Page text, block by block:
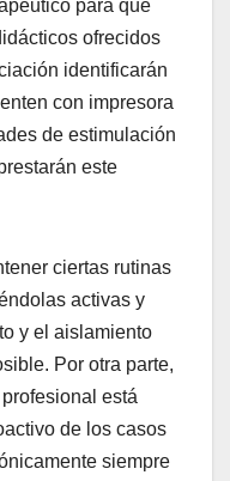
para que
ofrecidos
identificarán
con impresora
de estimulación
este
ciertas rutinas
activas y
y el aislamiento
Por otra parte,
está
de los casos
siempre